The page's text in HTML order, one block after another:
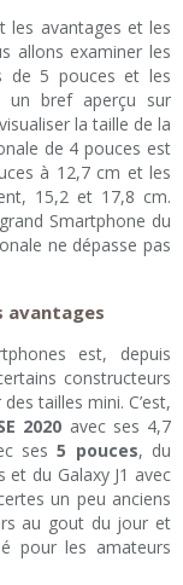
les avantages et les
allons examiner les
de 5 pouces et les
un bref aperçu sur
la taille de la
de 4 pouces est
à 12,7 cm et les
15,2 et 17,8 cm.
Smartphone du
ne dépasse pas
avantages
est, depuis
constructeurs
tailles mini. C’est,
2020 avec ses 4,7
ses5 pouces, du
et du Galaxy J1 avec
un peu anciens
au gout du jour et
pour les amateurs